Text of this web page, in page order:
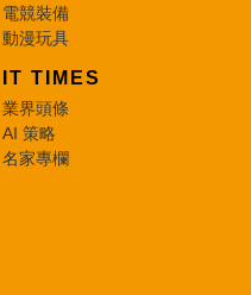
電競裝備
動漫玩具
IT TIMES
業界頭條
AI 策略
名家專欄